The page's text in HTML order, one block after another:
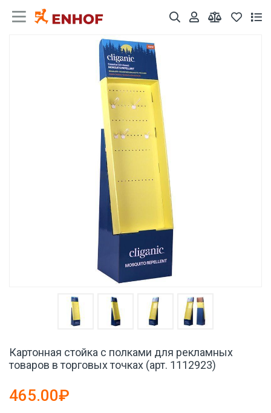
Картонная стойка с полками для рекламных
товаров в торговых точках (арт. 1112923)
465.00₽